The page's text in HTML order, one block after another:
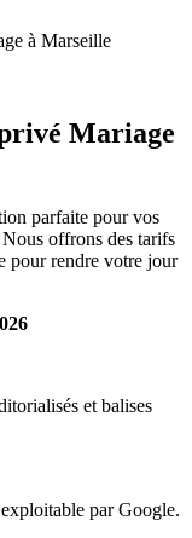
à Marseille
Mariage
parfaite pour vos
offrons des tarifs
pour rendre votre jour
et balises
par Google.